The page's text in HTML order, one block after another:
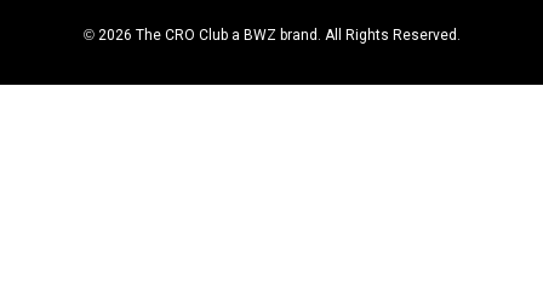
© 2026 The CRO Club a BWZOpens new window
brand. All Rights Reserved.